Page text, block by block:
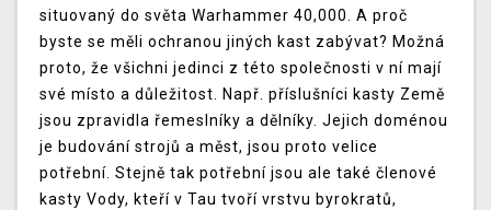
situovaný do světa Warhammer 40,000. A proč
byste se měli ochranou jiných kast zabývat? Možná
proto, že všichni jedinci z této společnosti v ní mají
své místo a důležitost. Např. příslušníci kasty Země
jsou zpravidla řemeslníky a dělníky. Jejich doménou
je budování strojů a měst, jsou proto velice
potřební. Stejně tak potřební jsou ale také členové
kasty Vody, kteří v Tau tvoří vrstvu byrokratů,